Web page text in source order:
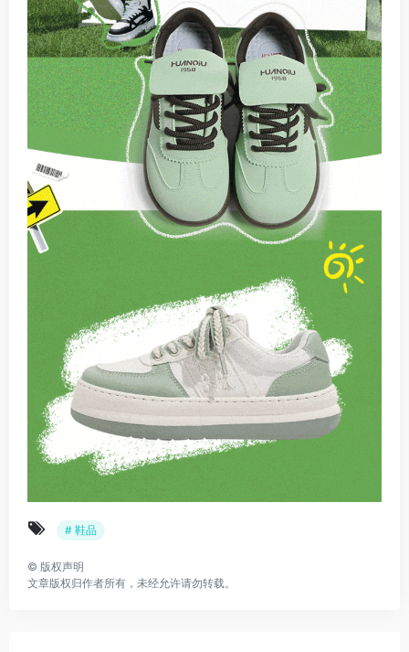
# 鞋品
© 版权声明
文章版权归作者所有，未经允许请勿转载。